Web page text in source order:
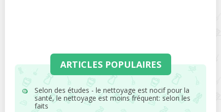
ARTICLES POPULAIRES
Selon des études - le nettoyage est nocif pour la
santé, le nettoyage est moins fréquent: selon les
faits